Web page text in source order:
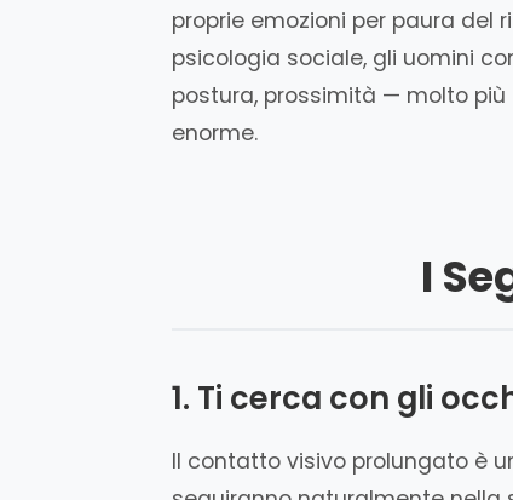
proprie emozioni per paura del
psicologia sociale, gli uomini
postura, prossimità — molto
enorme.
I
1. Ti cerca con gli
Il contatto visivo prolungato è